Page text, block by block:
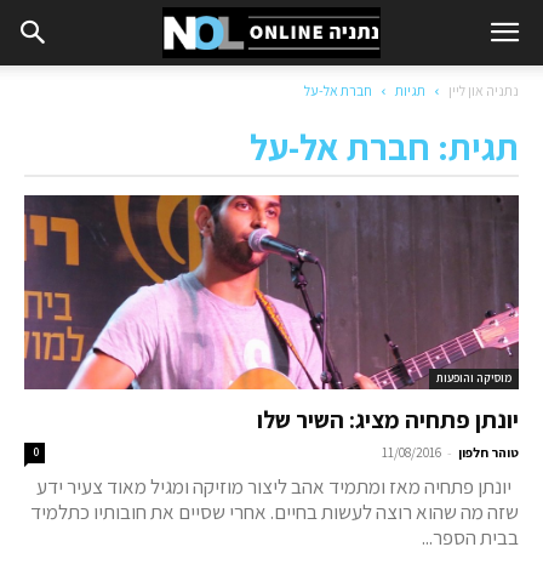
נתניה און ליין תגיות חברת אל-על
תגית: חברת אל-על
מוסיקה והופעות
יונתן פתחיה מציג: השיר שלו
טוהר חלפון -
11/08/2016
0
יונתן פתחיה מאז ומתמיד אהב ליצור מוזיקה ומגיל מאוד צעיר ידע
שזה מה שהוא רוצה לעשות בחיים. אחרי שסיים את חובותיו כתלמיד
בבית הספר...